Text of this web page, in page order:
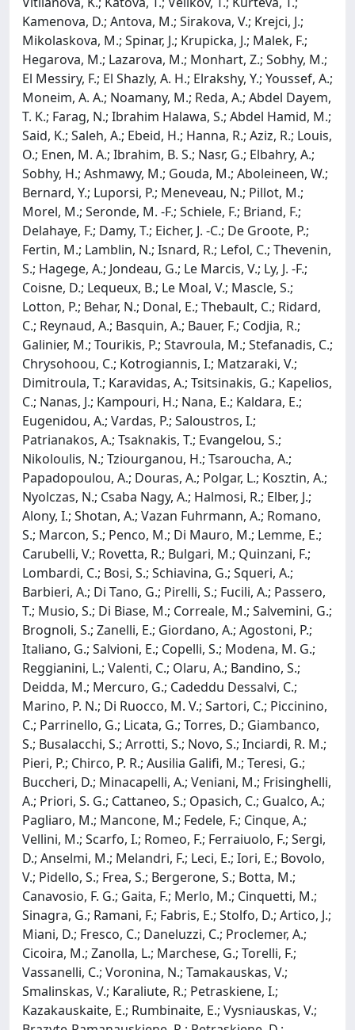
Kamenova, D.; Antova, M.; Sirakova, V.; Krejci, J.;
Mikolaskova, M.; Spinar, J.; Krupicka, J.; Malek, F.;
Hegarova, M.; Lazarova, M.; Monhart, Z.; Sobhy, M.;
El Messiry, F.; El Shazly, A. H.; Elrakshy, Y.; Youssef, A.;
Moneim, A. A.; Noamany, M.; Reda, A.; Abdel Dayem,
T. K.; Farag, N.; Ibrahim Halawa, S.; Abdel Hamid, M.;
Said, K.; Saleh, A.; Ebeid, H.; Hanna, R.; Aziz, R.; Louis,
O.; Enen, M. A.; Ibrahim, B. S.; Nasr, G.; Elbahry, A.;
Sobhy, H.; Ashmawy, M.; Gouda, M.; Aboleineen, W.;
Bernard, Y.; Luporsi, P.; Meneveau, N.; Pillot, M.;
Morel, M.; Seronde, M. -F.; Schiele, F.; Briand, F.;
Delahaye, F.; Damy, T.; Eicher, J. -C.; De Groote, P.;
Fertin, M.; Lamblin, N.; Isnard, R.; Lefol, C.; Thevenin,
S.; Hagege, A.; Jondeau, G.; Le Marcis, V.; Ly, J. -F.;
Coisne, D.; Lequeux, B.; Le Moal, V.; Mascle, S.;
Lotton, P.; Behar, N.; Donal, E.; Thebault, C.; Ridard,
C.; Reynaud, A.; Basquin, A.; Bauer, F.; Codjia, R.;
Galinier, M.; Tourikis, P.; Stavroula, M.; Stefanadis, C.;
Chrysohoou, C.; Kotrogiannis, I.; Matzaraki, V.;
Dimitroula, T.; Karavidas, A.; Tsitsinakis, G.; Kapelios,
C.; Nanas, J.; Kampouri, H.; Nana, E.; Kaldara, E.;
Eugenidou, A.; Vardas, P.; Saloustros, I.;
Patrianakos, A.; Tsaknakis, T.; Evangelou, S.;
Nikoloulis, N.; Tziourganou, H.; Tsaroucha, A.;
Papadopoulou, A.; Douras, A.; Polgar, L.; Kosztin, A.;
Nyolczas, N.; Csaba Nagy, A.; Halmosi, R.; Elber, J.;
Alony, I.; Shotan, A.; Vazan Fuhrmann, A.; Romano,
S.; Marcon, S.; Penco, M.; Di Mauro, M.; Lemme, E.;
Carubelli, V.; Rovetta, R.; Bulgari, M.; Quinzani, F.;
Lombardi, C.; Bosi, S.; Schiavina, G.; Squeri, A.;
Barbieri, A.; Di Tano, G.; Pirelli, S.; Fucili, A.; Passero,
T.; Musio, S.; Di Biase, M.; Correale, M.; Salvemini, G.;
Brognoli, S.; Zanelli, E.; Giordano, A.; Agostoni, P.;
Italiano, G.; Salvioni, E.; Copelli, S.; Modena, M. G.;
Reggianini, L.; Valenti, C.; Olaru, A.; Bandino, S.;
Deidda, M.; Mercuro, G.; Cadeddu Dessalvi, C.;
Marino, P. N.; Di Ruocco, M. V.; Sartori, C.; Piccinino,
C.; Parrinello, G.; Licata, G.; Torres, D.; Giambanco,
S.; Busalacchi, S.; Arrotti, S.; Novo, S.; Inciardi, R. M.;
Pieri, P.; Chirco, P. R.; Ausilia Galifi, M.; Teresi, G.;
Buccheri, D.; Minacapelli, A.; Veniani, M.; Frisinghelli,
A.; Priori, S. G.; Cattaneo, S.; Opasich, C.; Gualco, A.;
Pagliaro, M.; Mancone, M.; Fedele, F.; Cinque, A.;
Vellini, M.; Scarfo, I.; Romeo, F.; Ferraiuolo, F.; Sergi,
D.; Anselmi, M.; Melandri, F.; Leci, E.; Iori, E.; Bovolo,
V.; Pidello, S.; Frea, S.; Bergerone, S.; Botta, M.;
Canavosio, F. G.; Gaita, F.; Merlo, M.; Cinquetti, M.;
Sinagra, G.; Ramani, F.; Fabris, E.; Stolfo, D.; Artico, J.;
Miani, D.; Fresco, C.; Daneluzzi, C.; Proclemer, A.;
Cicoira, M.; Zanolla, L.; Marchese, G.; Torelli, F.;
Vassanelli, C.; Voronina, N.; Tamakauskas, V.;
Smalinskas, V.; Karaliute, R.; Petraskiene, I.;
Kazakauskaite, E.; Rumbinaite, E.; Vysniauskas, V.;